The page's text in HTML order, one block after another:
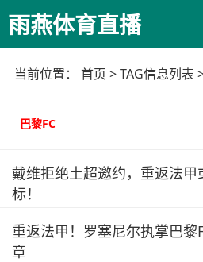
雨燕体育直播
当前位置： 首页 > TAG信息列表
巴黎FC
戴维拒绝土超邀约，重返法甲
标！
重返法甲！罗塞尼尔执掌巴黎
章